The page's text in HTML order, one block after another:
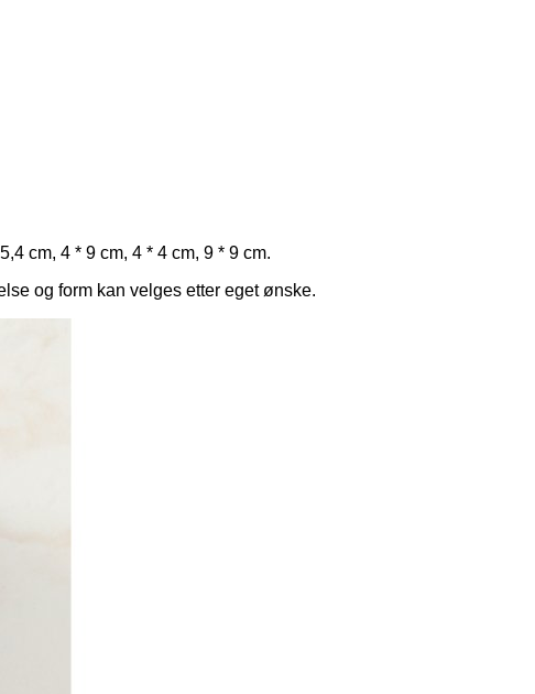
cm, 4 * 9 cm, 4 * 4 cm, 9 * 9 cm.
og form kan velges etter eget ønske.